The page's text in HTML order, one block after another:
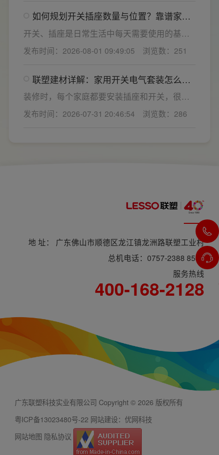
一站式配齐全屋电气产品，选择综合实力过硬
的家用开关电气套装厂家，可以同时搞定开关
插座、配电箱、多媒体布线箱等全套产品，采
购与售后更省心。
如何规划开关插座数量与位置？靠谱家用
开关电气套装品牌怎么选？
开关、插座是日常生活中每天需要使用的基础
电气配件。随着家用电器的普及，需要的电源
插座和开关也会越来越多。装修前期除了规划
关键。如果装修时开关、插座的数量设置不
够，或者开关、插座的位置设置不合理，会给
今后的日常生活带来诸多不便，甚至留下安全
隐患。 所以装修前一定要精心规划开关、插座
发布时间：2026-08-01 09:49:05 浏览数：251
联塑建材详解：家用开关电气套装怎么
选，开关插座怎么安装更安全
装修时，每个家庭都要安装插座和开关，很多
业主在挑选家用开关电气套装之后，并不清楚
插座、开关合理的离地高度以及规范的安装方
发布时间：2026-07-31 20:46:54 浏览数：286
地 址： 广东佛山市顺德区龙江镇龙洲路联塑工业村
总机电话：0757-2388 8588
服务热线
400-168-2128
广东联塑科技实业有限公司 Copyright © 2026 版权所有
粤ICP备13023480号-22 网站建设：优网科技
网站地图 隐私协议